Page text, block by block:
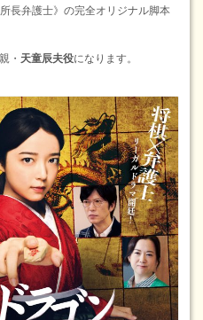
長弁護士》の完全オリジナル脚本
・ 天童辰夫役になります。